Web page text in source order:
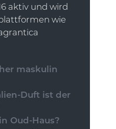
aktiv und wird
wie
maskulin
Duft ist der
Oud-Haus?